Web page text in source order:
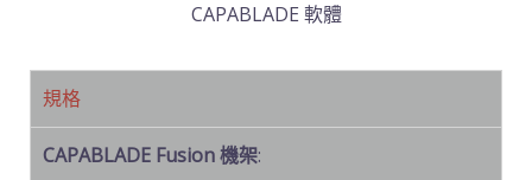
CAPABLADE 軟體
規格
CAPABLADE Fusion 機架: